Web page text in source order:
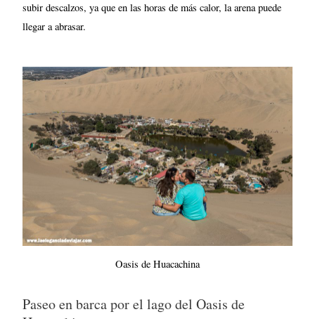
subir descalzos, ya que en las horas de más calor, la arena puede
llegar a abrasar.
Oasis de Huacachina
Paseo en barca por el lago del Oasis de